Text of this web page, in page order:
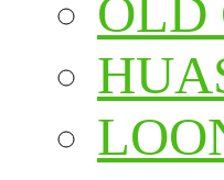
OLD